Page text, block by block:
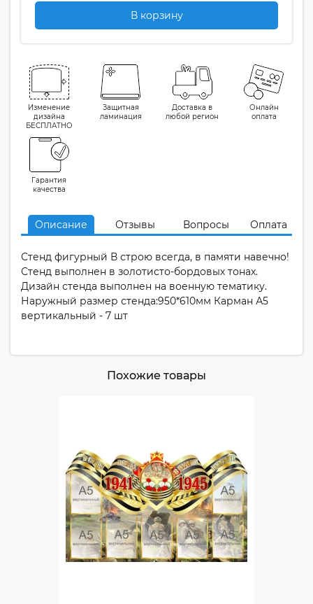
В корзину
Изменение
дизайна
БЕСПЛАТНО
Защитная
ламинация
Доставка в
любой регион
Онлайн
оплата
Гарантия
качества
Описание Отзывы Вопросы Оплата
Стенд фигурный В строю всегда, в памяти навечно!
Стенд выполнен в золотисто-бордовых тонах.
Дизайн стенда выполнен на военную тематику.
Наружный размер стенда:950*610мм Карман А5
вертикальный - 7 шт
Похожие товары